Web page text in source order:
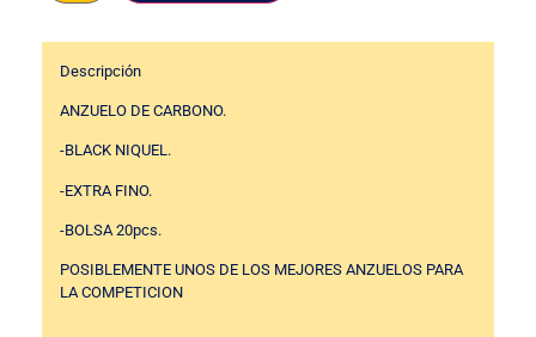
Descripción
ANZUELO DE CARBONO.
-BLACK NIQUEL.
-EXTRA FINO.
-BOLSA 20pcs.
POSIBLEMENTE UNOS DE LOS MEJORES ANZUELOS PARA
LA COMPETICION